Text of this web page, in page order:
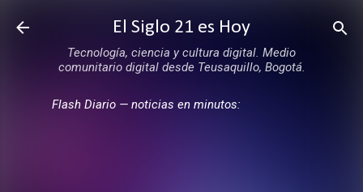
Ir al contenido principal
El Siglo 21 es Hoy
Tecnología, ciencia y cultura digital. Medio
comunitario digital desde Teusaquillo, Bogotá.
Flash Diario — noticias en minutos: